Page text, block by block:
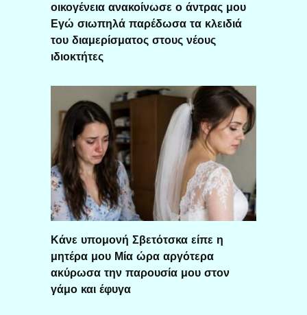
οικογένεια ανακοίνωσε ο άντρας μου
Εγώ σιωπηλά παρέδωσα τα κλειδιά
του διαμερίσματος στους νέους
ιδιοκτήτες
Κάνε υπομονή Σβετότσκα είπε η
μητέρα μου Μία ώρα αργότερα
ακύρωσα την παρουσία μου στον
γάμο και έφυγα